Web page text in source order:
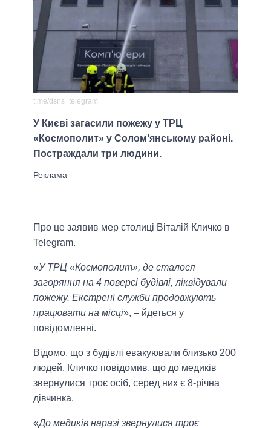
t.me/dsns_telegram
У Києві загасили пожежу у ТРЦ
«Космополит» у Соломʼянському районі.
Постраждали три людини.
Про це заявив мер столиці Віталій Кличко в
Telegram.
«У ТРЦ «Космополит», де сталося
загоряння на 4 поверсі будівлі, ліквідували
пожежу. Екстрені служби продовжують
працювати на місці», – йдеться у
повідомленні.
Відомо, що з будівлі евакуювали близько 200
людей. Кличко повідомив, що до медиків
звернулися троє осіб, серед них є 8-річна
дівчинка.
«До медиків наразі звернулися троє